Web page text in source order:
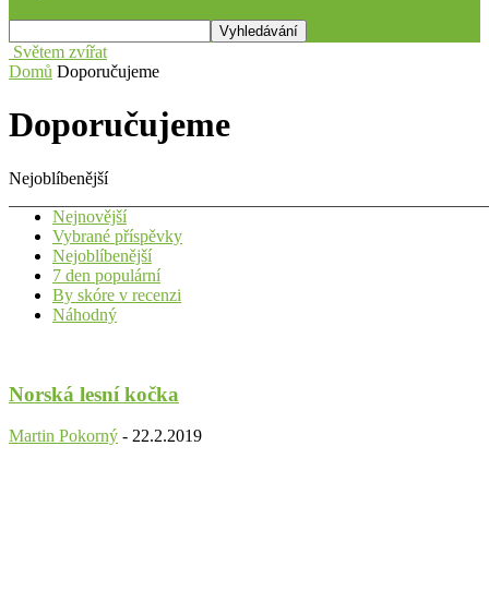
Světem zvířat
Domů Doporučujeme
Doporučujeme
Nejoblíbenější
Nejnovější
Vybrané příspěvky
Nejoblíbenější
7 den populární
By skóre v recenzi
Náhodný
Norská lesní kočka
Martin Pokorný - 22.2.2019